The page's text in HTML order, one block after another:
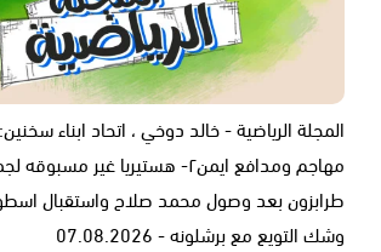
المجلة الرياضية - خالد دوخي ، اتحاد ابناء
مهاجم ومدافع ايمن٢- هستيريا غير
طرابزون بعد وصول محمد صلاح واستقبال
وشك التويع مع برشلونه - 07.08.2026